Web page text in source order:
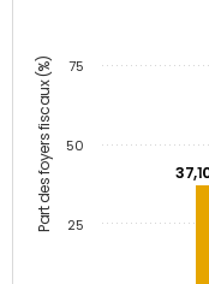
Part des foyers fiscaux (%) 25
50
75